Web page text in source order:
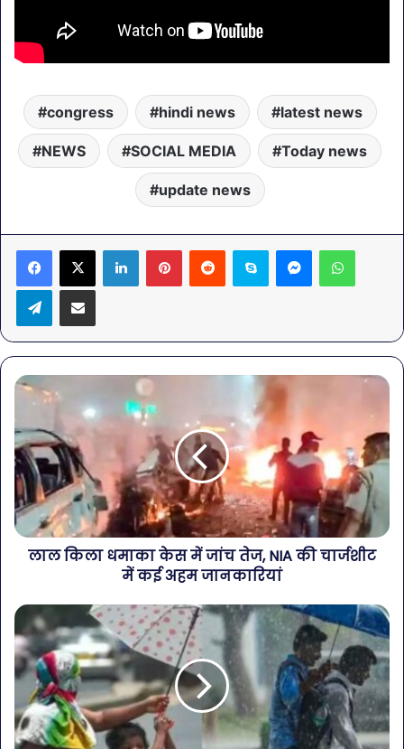
congress hindi news latest news
NEWS SOCIAL MEDIA Today news
update news
LinkedInPinterestReddit Skype Messenger
TelegramShare via Email
लाल किला धमाका केस में जांच तेज, NIA की चार्जशीट
में कई अहम जानकारियां